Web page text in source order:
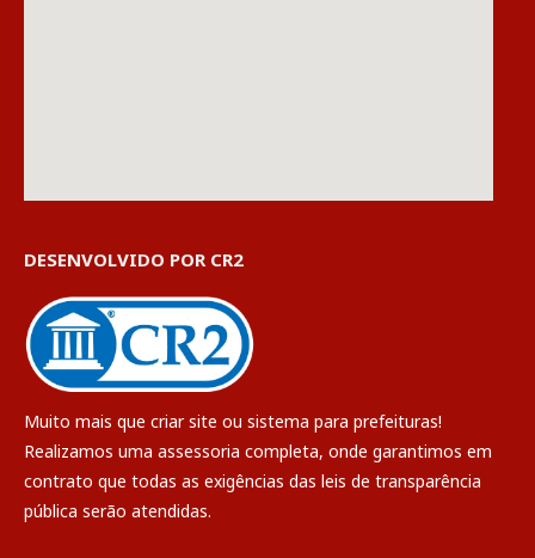
DESENVOLVIDO POR CR2
Muito mais que criar site ou sistema para prefeituras!
Realizamos uma assessoria completa, onde garantimos em
contrato que todas as exigências das leis de transparência
pública serão atendidas.